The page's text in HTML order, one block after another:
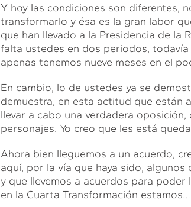
Y hoy las condiciones son diferentes,
transformarlo y ésa es la gran labor
que han llevado a la Presidencia de la
falta ustedes en dos periodos,
apenas tenemos nueve meses en el
En cambio, lo de ustedes ya se
demuestra, en esta actitud que están
llevar a cabo una verdadera
personajes. Yo creo que les está
Ahora bien lleguemos a un acuerdo,
aquí, por la vía que haya sido,
y que llevemos a acuerdos para
en la Cuarta Transformación